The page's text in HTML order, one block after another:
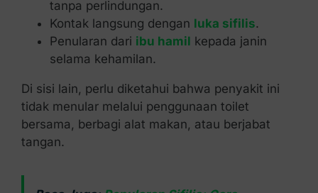
tanpa perlindungan.
Kontak langsung dengan luka sifilis.
Penularan dari ibu hamil kepada janin
selama kehamilan.
Di sisi lain, perlu diketahui bahwa penyakit ini
tidak menular melalui penggunaan toilet
bersama, berbagi alat makan, atau berjabat
tangan.